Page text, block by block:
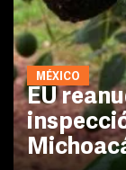
MÉXICO
EU